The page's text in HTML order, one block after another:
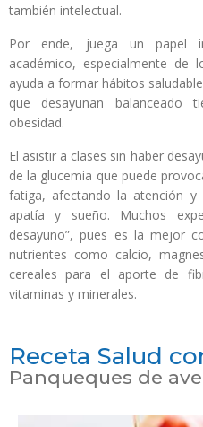
también intelectual.
Por ende, juega un papel
académico, especialmente de
ayuda a formar hábitos
que desayunan balanceado
obesidad.
El asistir a clases sin haber
de la glucemia que puede
fatiga, afectando la atención y
apatía y sueño. Muchos
desayuno”, pues es la mejor
nutrientes como calcio,
cereales para el aporte de
vitaminas y minerales.
Receta Salud
Panqueques de